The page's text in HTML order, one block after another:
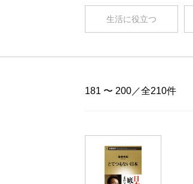
生活に役立つ
181 〜 200／全210件